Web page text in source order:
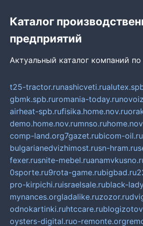
Каталог
предприятий
Актуальный каталог компаний
t25-tractor.runashicveti.ru
gbmk.spb.ruromania-today.ru
airheat-spb.rufisika.home.nov.ru
demo.home.nov.rumnso.ru
comp-land.org7gazet.rubicom-oil.ru
bulgarianedvizhimost.rusn-hram.ru
fexer.rusnite-mebel.ru
0sporte.ru9rota-game.rubigbad.ru
pro-kirpichi.ruisraelsale.rublack-
mynances.orgladalike.ruzozor.ru
odnokartinki.ruhtccare.ru
oysters-digital.ruo-remonte.org